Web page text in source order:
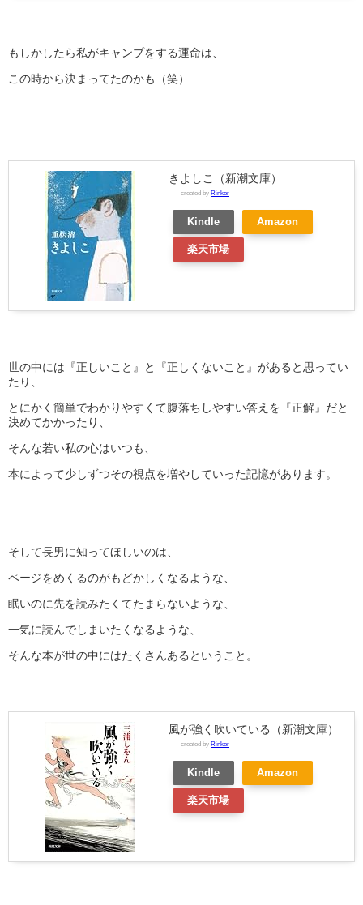
もしかしたら私がキャンプをする運命は、
この時から決まってたのかも（笑）
きよしこ（新潮文庫）
created by Rinker
Kindle Amazon
楽天市場
世の中には『正しいこと』と『正しくないこと』があると思ってい
たり、
とにかく簡単でわかりやすくて腹落ちしやすい答えを『正解』だと
決めてかかったり、
そんな若い私の心はいつも、
本によって少しずつその視点を増やしていった記憶があります。
そして長男に知ってほしいのは、
ページをめくるのがもどかしくなるような、
眠いのに先を読みたくてたまらないような、
一気に読んでしまいたくなるような、
そんな本が世の中にはたくさんあるということ。
風が強く吹いている（新潮文庫）
created by Rinker
Kindle Amazon
楽天市場